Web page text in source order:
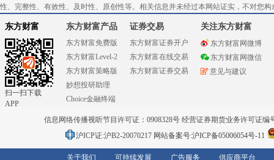
性、完整性、有效性、及时性、原创性等。相关信息并未经过本网站证实，不对您
东方财富
扫一扫下载
APP
东方财富产品
东方财富免费版
东方财富Level-2
东方财富策略版
妙想投研助理
Choice金融终端
证券交易
东方财富证券开户
东方财富在线交易
东方财富证券交易
关注东方财富
东方财富网微博
东方财富网微信
意见与建议
信息网络传播视听节目许可证：0908328号 经营证券期货业务许可证编
沪ICP证:沪B2-20070217 网站备案号:沪ICP备05006054号-11
关于我们 可持续发展 广告服务 供应商平台